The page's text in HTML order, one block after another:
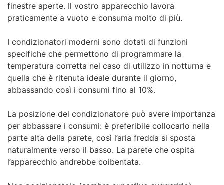
finestre aperte. Il vostro apparecchio lavora
praticamente a vuoto e consuma molto di più.
I condizionatori moderni sono dotati di funzioni
specifiche che permettono di programmare la
temperatura corretta nel caso di utilizzo in notturna e
quella che è ritenuta ideale durante il giorno,
abbassando così i consumi fino al 10%.
La posizione del condizionatore può avere importanza
per abbassare i consumi: è preferibile collocarlo nella
parte alta della parete, così l’aria fredda si sposta
naturalmente verso il basso. La parete che ospita
l’apparecchio andrebbe coibentata.